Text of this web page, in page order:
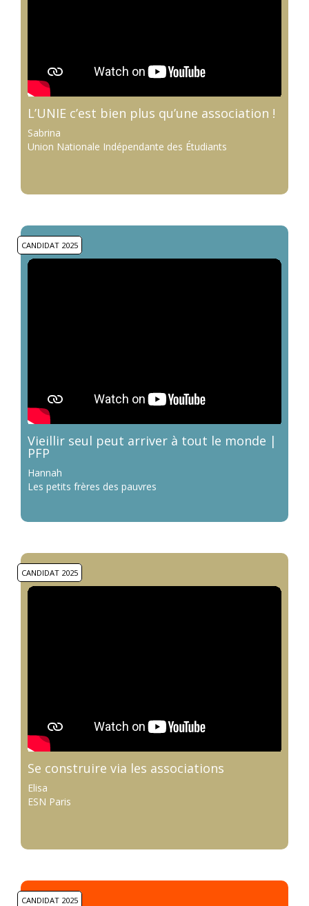
L’UNIE c’est bien plus qu’une association !
Sabrina
Union Nationale Indépendante des Étudiants
CANDIDAT 2025
Vieillir seul peut arriver à tout le monde |
PFP
Hannah
Les petits frères des pauvres
CANDIDAT 2025
Se construire via les associations
Elisa
ESN Paris
CANDIDAT 2025